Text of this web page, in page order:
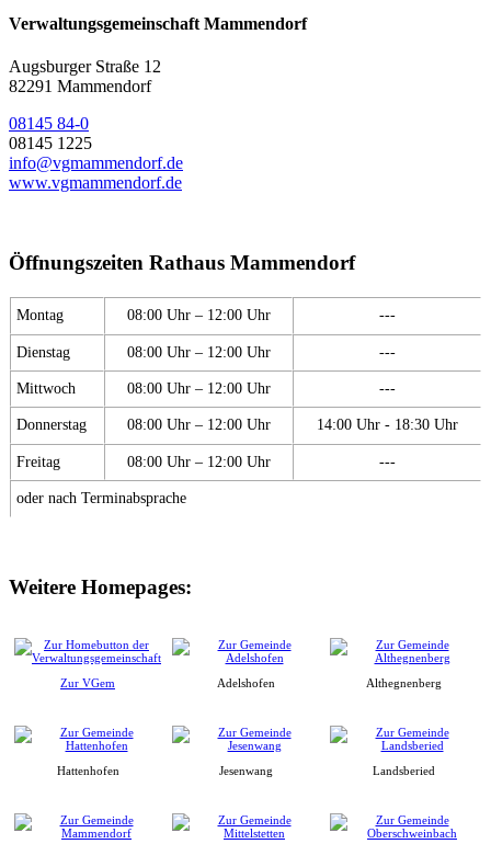
Verwaltungsgemeinschaft Mammendorf
Augsburger Straße 12
82291 Mammendorf
08145 84-0
08145 1225
info@vgmammendorf.de
www.vgmammendorf.de
Öffnungszeiten Rathaus Mammendorf
Montag 08:00 Uhr – 12:00 Uhr ---
Dienstag 08:00 Uhr – 12:00 Uhr ---
Mittwoch 08:00 Uhr – 12:00 Uhr ---
Donnerstag 08:00 Uhr – 12:00 Uhr 14:00 Uhr - 18:30 Uhr
Freitag 08:00 Uhr – 12:00 Uhr ---
oder nach Terminabsprache
Weitere Homepages:
Zur VGem Adelshofen Althegnenberg
Hattenhofen Jesenwang Landsberied